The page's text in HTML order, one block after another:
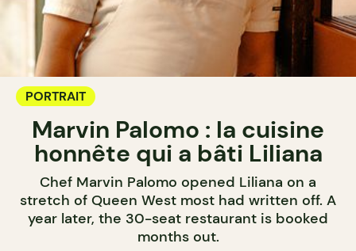
PORTRAIT
Marvin Palomo : la cuisine
honnête qui a bâti Liliana
Chef Marvin Palomo opened Liliana on a
stretch of Queen West most had written off. A
year later, the 30-seat restaurant is booked
months out.